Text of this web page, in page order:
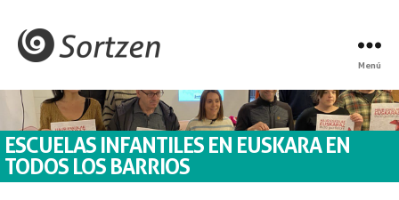
Menú
ESCUELAS INFANTILES EN EUSKARA EN
TODOS LOS BARRIOS